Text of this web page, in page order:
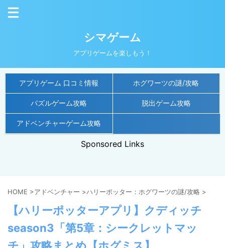
シマゲーム
アプリゲームを楽しもう！
アプリゲーム 口コミ情報 ホグワーツの謎/攻略
パズルゲーム攻略 脱出ゲーム攻略
アドベンチャーゲーム攻略
Sponsored Links
HOME >アドベンチャー >ハリーポッター：ホグワーツの謎/攻略 >
【ハリーポッターアプリ】クディッチ
season3「第5章：シークレットマッ